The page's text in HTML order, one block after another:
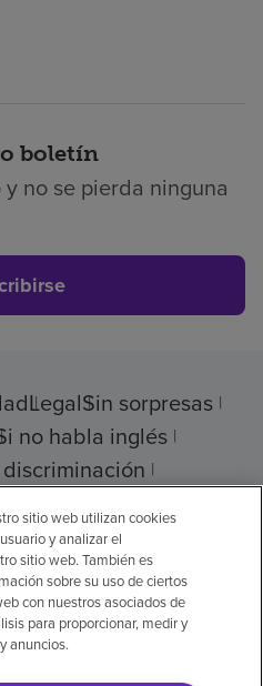
boletín
no se pierda ninguna
LegalSin sorpresas
no habla inglés
los proveedores
Health Corporation
de cookies
sitio web utilizan cookies
y analizar el
sitio web. También es
sobre su uso de ciertos
con nuestros asociados de
para proporcionar, medir y
anuncios.